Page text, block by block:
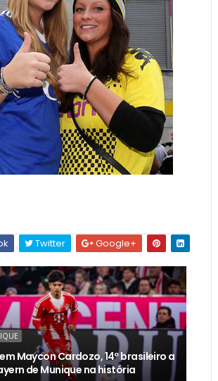
Twitter Google+
Maycon Cardozo, 14º brasileiro a
de Munique na história